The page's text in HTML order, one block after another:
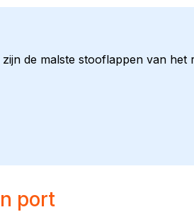
de malste stooflappen van
port